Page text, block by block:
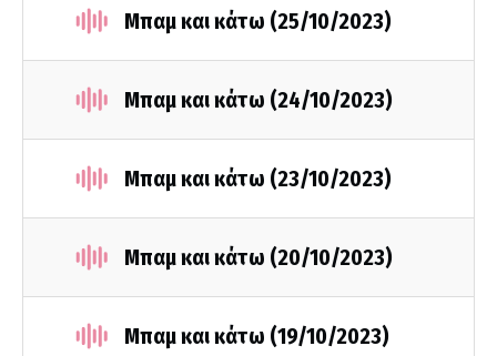
Μπαμ και κάτω (25/10/2023)
Μπαμ και κάτω (24/10/2023)
Μπαμ και κάτω (23/10/2023)
Μπαμ και κάτω (20/10/2023)
Μπαμ και κάτω (19/10/2023)